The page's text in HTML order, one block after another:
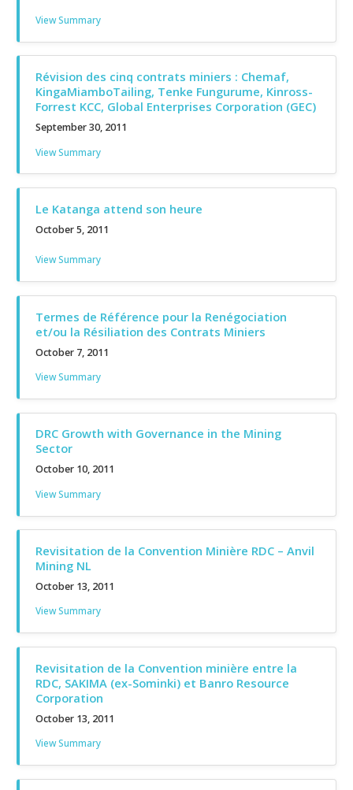
View Summary
Révision des cinq contrats miniers : Chemaf,
KingaMiamboTailing, Tenke Fungurume, Kinross-
Forrest KCC, Global Enterprises Corporation (GEC)
September 30, 2011
View Summary
Le Katanga attend son heure
October 5, 2011
View Summary
Termes de Référence pour la Renégociation
et/ou la Résiliation des Contrats Miniers
October 7, 2011
View Summary
DRC Growth with Governance in the Mining
Sector
October 10, 2011
View Summary
Revisitation de la Convention Minière RDC – Anvil
Mining NL
October 13, 2011
View Summary
Revisitation de la Convention minière entre la
RDC, SAKIMA (ex-Sominki) et Banro Resource
Corporation
October 13, 2011
View Summary